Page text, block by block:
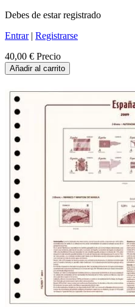
Debes de estar registrado
Entrar| Registrarse
40,00 € Precio
Añadir al carrito